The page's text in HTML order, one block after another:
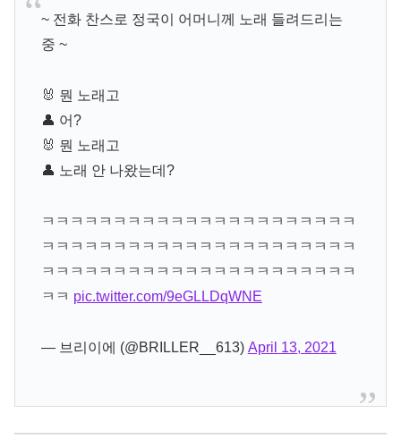
~ 전화 찬스로 정국이 어머니께 노래 들려드리는
중 ~
🐰 뭔 노래고
👤 어?
🐰 뭔 노래고
👤 노래 안 나왔는데?
ㅋㅋㅋㅋㅋㅋㅋㅋㅋㅋㅋㅋㅋㅋㅋㅋㅋㅋㅋㅋㅋㅋ
ㅋㅋㅋㅋㅋㅋㅋㅋㅋㅋㅋㅋㅋㅋㅋㅋㅋㅋㅋㅋㅋㅋ
ㅋㅋㅋㅋㅋㅋㅋㅋㅋㅋㅋㅋㅋㅋㅋㅋㅋㅋㅋㅋㅋㅋ
ㅋㅋ pic.twitter.com/9eGLLDqWNE
— 브리이에 (@BRILLER__613) April 13, 2021